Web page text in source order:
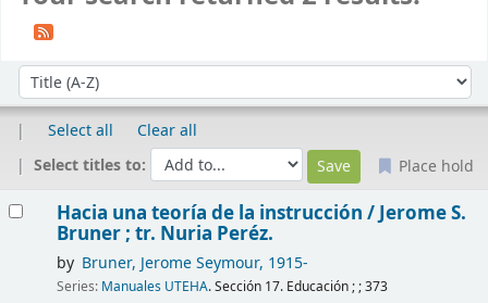
Sort by:
Select all
Clear all
Select titles to:
Place hold
Hacia una teoría de la instrucción /Jerome S.
Bruner ; tr. Nuria Peréz.
by Bruner, Jerome Seymour, 1915-
Series: Manuales UTEHA. Sección 17. Educación ; ; 373